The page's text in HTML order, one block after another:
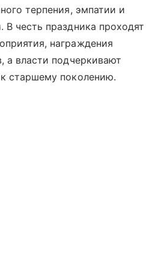
терпения, эмпатии и
честь праздника проходят
награждения
а власти подчеркивают
старшему поколению.